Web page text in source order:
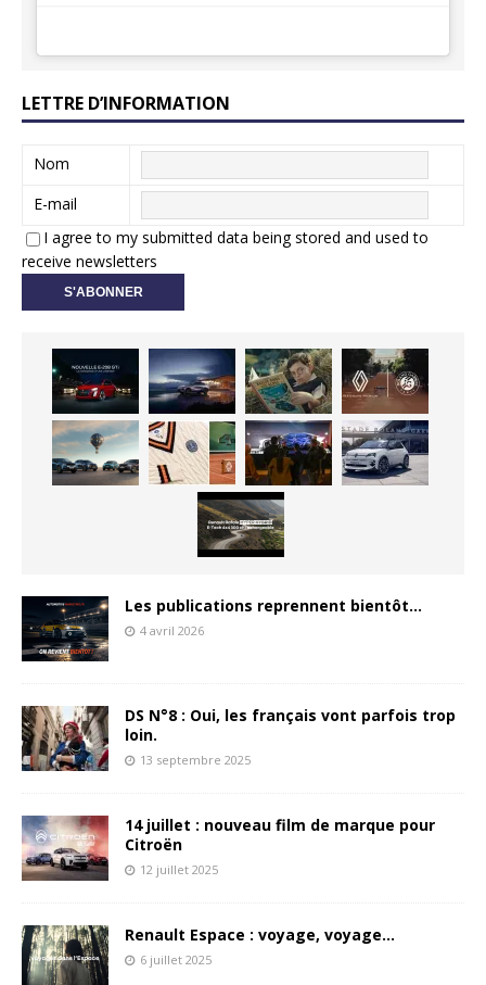
LETTRE D’INFORMATION
Nom
E-mail
I agree to my submitted data being stored and used to
receive newsletters
Les publications reprennent bientôt…
4 avril 2026
DS N°8 : Oui, les français vont parfois trop
loin.
13 septembre 2025
14 juillet : nouveau film de marque pour
Citroën
12 juillet 2025
Renault Espace : voyage, voyage…
6 juillet 2025